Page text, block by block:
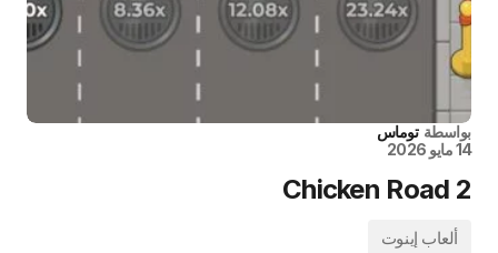
بواسطة توماس
14 مايو 2026
Chicken Road 2
ألعاب إينوت